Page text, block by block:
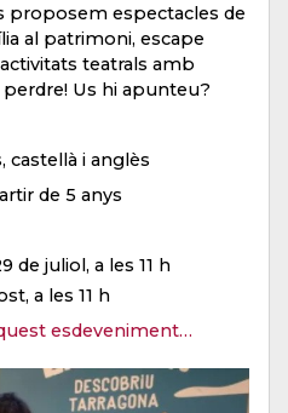
proposem espectacles de
al patrimoni, escape
teatrals amb
Us hi apunteu?
castellà i anglès
de 5 anys
de juliol, a les 11 h
a les 11 h
esdeveniment…